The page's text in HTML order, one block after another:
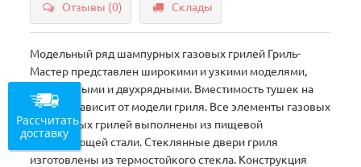
Отзывы (0) Склады
Модельный ряд шампурных газовых грилей Гриль-
Мастер представлен широкими и узкими моделями,
однорядными и двухрядными. Вместимость тушек на
шампур зависит от модели гриля. Все элементы газовых
шампурных грилей выполнены из пищевой
нержавеющей стали. Стеклянные двери гриля
изготовлены из термостойкого стекла. Конструкция
Рассчитать
доставку